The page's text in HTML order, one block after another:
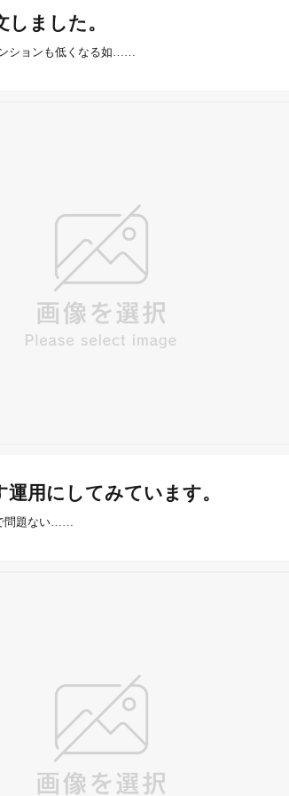
ました。
ションも低くなる如……
用にしてみています。
問題ない……